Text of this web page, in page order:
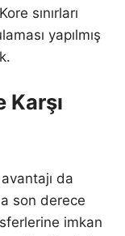
sınırları
yapılmış
Karşı
da
son derece
imkan